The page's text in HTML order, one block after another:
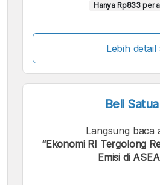
Hanya Rp833 per
Lebih detail
Beli
Langsung baca
“Ekonomi RI Tergolong
Emisi di